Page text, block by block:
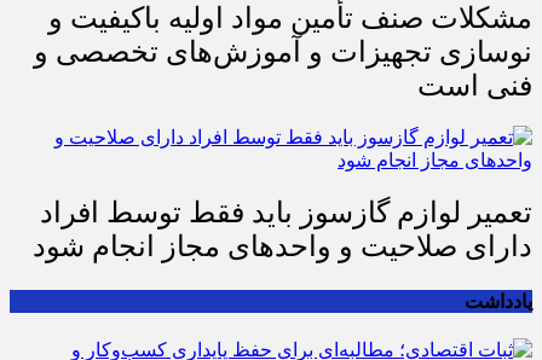
مشکلات صنف تأمین مواد اولیه باکیفیت و
نوسازی تجهیزات و آموزش‌های تخصصی و
فنی است
تعمیر لوازم گازسوز باید فقط توسط افراد
دارای صلاحیت و واحدهای مجاز انجام شود
یادداشت